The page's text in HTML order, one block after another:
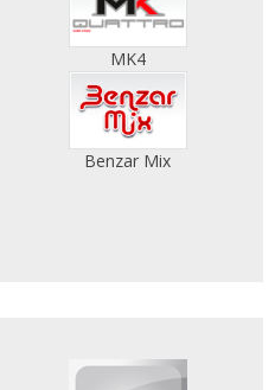
MK4
Benzar Mix